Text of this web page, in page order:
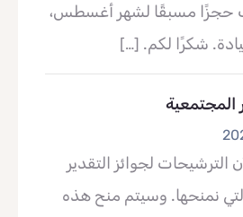
حجزًا مسبقًا لشهر أغسطس،
شكرًا لكم. […]
المجتمعية
الترشيحات لجوائز التقدير
نمنحها. وسيتم منح هذه